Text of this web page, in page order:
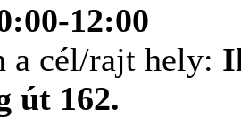
12:00
a cél/rajt hely:
út 162.